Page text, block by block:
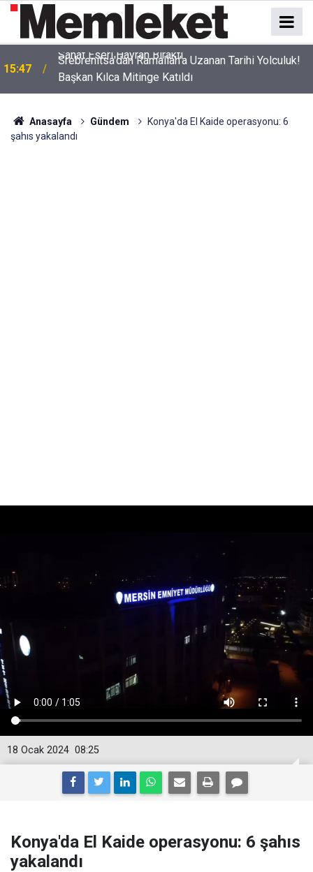
15:47
Srebrenitsa'dan Ramallah'a Uzanan Tarihi Yolculuk!
Başkan Kılca Mitinge Katıldı
Anasayfa Gündem
Konya'da El Kaide operasyonu: 6
şahıs yakalandı
08:25
18 Ocak 2024
Konya'da El Kaide operasyonu: 6 şahıs
yakalandı